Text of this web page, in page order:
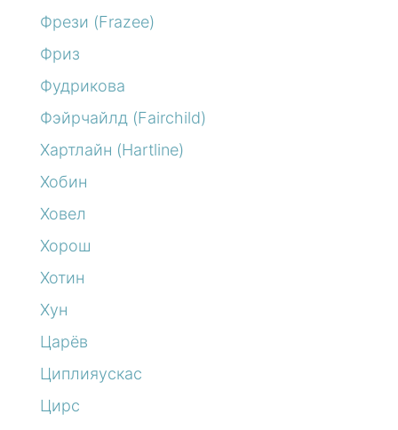
Фрези (Frazee)
Фриз
Фудрикова
Фэйрчайлд (Fairchild)
Хартлайн (Hartline)
Хобин
Ховел
Хорош
Хотин
Хун
Царёв
Циплияускас
Цирс